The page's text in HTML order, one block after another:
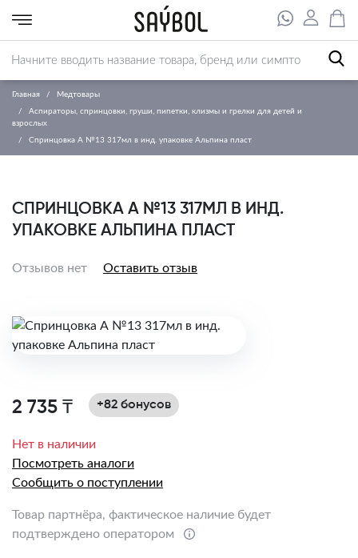
Главная Медтовары
Аспираторы, спринцовки, груши, пипетки, клизмы и грелки для детей и
взрослых
Спринцовка А №13 317мл в инд. упаковке Альпина пласт
СПРИНЦОВКА А №13 317МЛ В ИНД.
УПАКОВКЕ АЛЬПИНА ПЛАСТ
Отзывов нет Оставить отзыв
2 735 ₸ +82 бонусов
Нет в наличии
Посмотреть аналоги
Сообщить о поступлении
Товар партнёра, фактическое наличие будет
подтверждено оператором